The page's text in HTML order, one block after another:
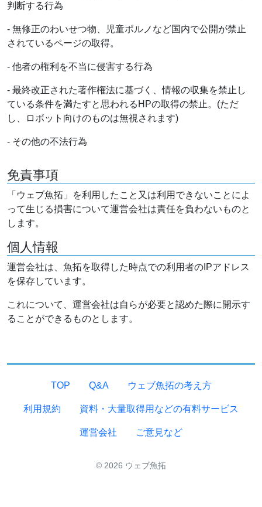
判断する行為
- 無修正のわいせつ物、児童ポルノなど国内で公開が禁止
されているページの取得。
- 他者の権利を不当に侵害する行為
- 最終改正された著作権法に基づく、情報の収集を禁止し
ている条件を満たすと思われるHPの取得の禁止。(ただ
し、ロボット向けのものは無視されます)
- その他の不法行為
免責事項
「ウェブ魚拓」を利用したこと又は利用できないことによ
って生じる損害について運営会社は責任を負わないものと
します。
個人情報
運営会社は、魚拓を取得した時点での利用者のIPアドレス
を保存しています。
これについて、運営会社は自らが必要と認めた際に開示す
ることができるものとします。
TOP Q&A ウェブ魚拓の考え方
利用規約 資料・大量取得用などの有料サービス
運営会社 ご意見など
© 2026 ウェブ魚拓